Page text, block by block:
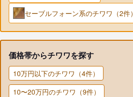
セーブルフォーン系のチワワ（2件）
価格帯からチワワを探す
10万円以下のチワワ（4件）
10〜20万円のチワワ（9件）